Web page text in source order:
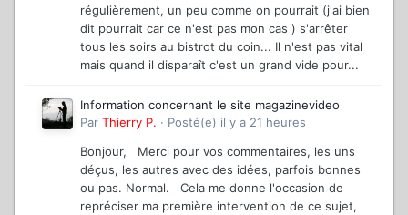
régulièrement, un peu comme on pourrait (j'ai bien
dit pourrait car ce n'est pas mon cas ) s'arrêter
tous les soirs au bistrot du coin... Il n'est pas vital
mais quand il disparaît c'est un grand vide pour...
Information concernant le site magazinevideo
Par Thierry P. · Posté(e) il y a 21 heures
Bonjour, Merci pour vos commentaires, les uns
déçus, les autres avec des idées, parfois bonnes
ou pas. Normal. Cela me donne l'occasion de
repréciser ma première intervention de ce sujet,